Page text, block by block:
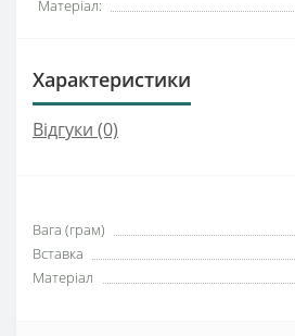
Матеріал:
Характеристики
Відгуки (0)
Вага (грам)
Вставка
Матеріал